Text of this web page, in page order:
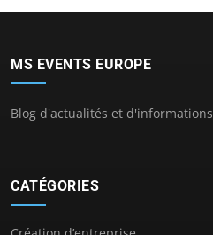
MS EVENTS EUROPE
Blog d'actualités et d'informations
CATÉGORIES